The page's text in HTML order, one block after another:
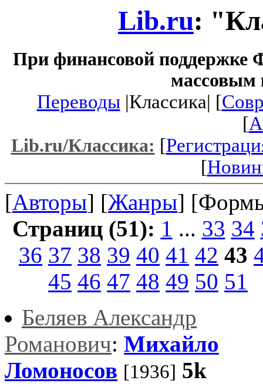
Lib.ru:
При финансовой поддержке
массовым
Переводы|Классика| [
[
Lib.ru/Классика: [
[
[Авторы] [Жанры]
Страниц (51): 1 ... 33 34
36 37 38 39 40 41 42 43
45 46 47 48 49 50 51
Беляев Александр
Романович: Михайло
Ломоносов [1936] 5k